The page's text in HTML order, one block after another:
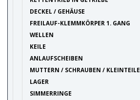
DECKEL / GEHÄUSE
FREILAUF-KLEMMKÖRPER 1. GANG
WELLEN
KEILE
ANLAUFSCHEIBEN
MUTTERN / SCHRAUBEN / KLEINTEILE
LAGER
SIMMERRINGE